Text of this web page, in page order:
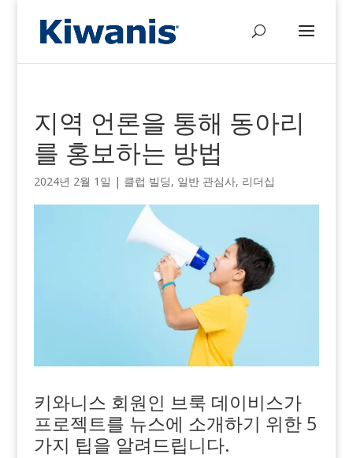
지역 언론을 통해 동아리
를 홍보하는 방법
2024년 2월 1일 | 클럽 빌딩, 일반 관심사, 리더십
키와니스 회원인 브룩 데이비스가
프로젝트를 뉴스에 소개하기 위한 5
가지 팁을 알려드립니다.